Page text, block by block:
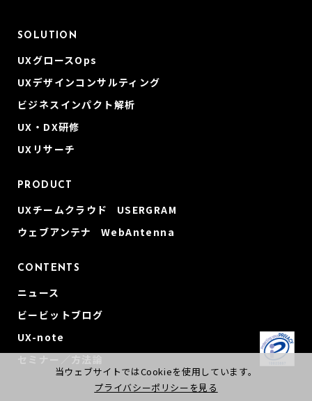
SOLUTION
UXグロースOps
UXデザインコンサルティング
ビジネスインパクト解析
UX・DX研修
UXリサーチ
PRODUCT
UXチームクラウド USERGRAM
ウェブアンテナ WebAntenna
CONTENTS
ニュース
ビービットブログ
UX-note
セミナー／方法論
当ウェブサイトではCookieを使用しています。
プライバシーポリシーを見る